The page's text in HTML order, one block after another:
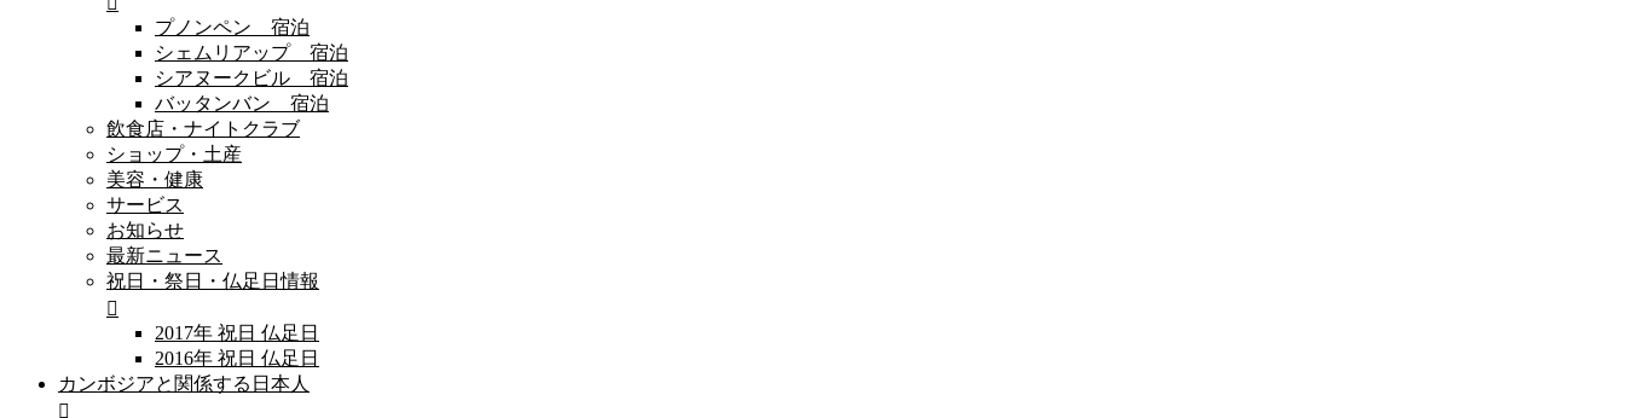
プノンペン 宿泊
シェムリアップ 宿泊
シアヌークビル 宿泊
バッタンバン 宿泊
飲食店・ナイトクラブ
ショップ・土産
美容・健康
サービス
お知らせ
最新ニュース
祝日・祭日・仏足日情報
2017年 祝日 仏足日
2016年 祝日 仏足日
カンボジアと関係する日本人